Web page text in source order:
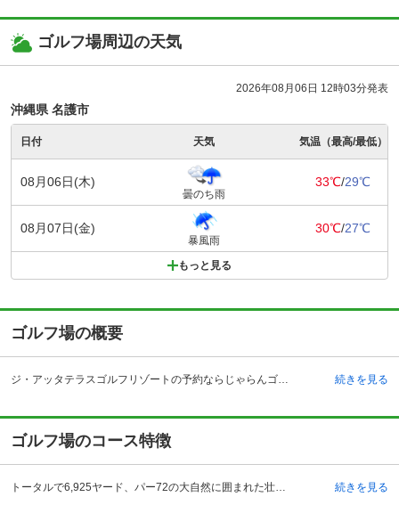
ゴルフ場周辺の天気
2026年08月06日 12時03分発表
沖縄県 名護市
日付 天気 気温（最高/最低）
08月06日(木)
曇のち雨
33℃/29℃
08月07日(金)
暴風雨
30℃/27℃
もっと見る
ゴルフ場の概要
ジ・アッタテラスゴルフリゾートの予約ならじゃらんゴルフ。カートの有無や利用税、キャンセル料、ナイター設備、駐車場などのコース情報はもちろん、口コミ、フォトギャラリーなどコースの難易度や攻略に役立つ情報充実、予約する度にポイントが貯まるのでお得にゴルフをお楽しみ頂けます。 沖縄本島の中央部に位置する恩納村。ジ・アッタテラスゴルフリゾートは、日本屈指のリゾート地として名高い恩納岳の麓に広がる南国のゴルフリゾートです。交通アクセスは、那覇空港から自動車で約75分、沖縄自動車道を使えば1時間。エメラルドグリーンに輝く東シナ海を臨むコースは自然に逆らうことなく設計されており、変化に富んだフェアウェイや周囲の海、そして山々が、その豊かさを体感させてくれます。クラブハウスでは、青々としたグリーンと恩納岳を眺めながらカジュアルな料理を楽しめるレストランや、沖縄県産の食材を使った鉄板焼きスタイルのレストランのほか、グリーンのパノラマが広がる浴場（男性用）や美しい箱庭を設けた浴場（女性用）なども完備し、ゆったりとくつろぎながらアフターゴルフを楽しむことができます。 続きを見る
ゴルフ場のコース特徴
トータルで6,925ヤード、パー72の大自然に囲まれた壮大なゴルフコースは、変化に富んだ広いフェアウェイ、緑鮮やかなアンジュレーションと、全体的に起伏に富んでいるのが特徴です。池も随所に配置され、戦略性が高いレイアウトのため、ビギナーからベテランまで、幅広いゴルファーたちのチャレンジ意欲をかき立ててくれるでしょう。遠く湖底大橋を望む３番ホールや、恩納岳の麓に大きくフェアウェイが流れるミドルホールの17番など、南国特有の豊かな自然がラウンド中も目を楽しませてくれます。なかでも、東シナ海の紺碧の海が大パノラマで広がる打ち下ろしの16番ホールは、ジ・アッタテラスゴルフリゾートの醍醐味を感じることができます。 続きを見る